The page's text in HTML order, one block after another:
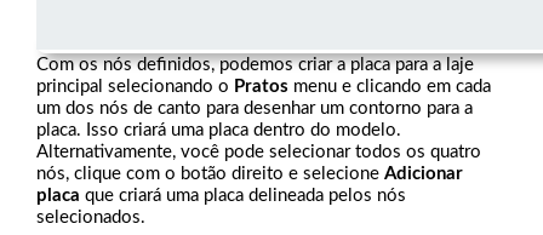
Com os nós definidos, podemos criar a placa para a laje
principal selecionando o Pratos menu e clicando em cada
um dos nós de canto para desenhar um contorno para a
placa. Isso criará uma placa dentro do modelo.
Alternativamente, você pode selecionar todos os quatro
nós, clique com o botão direito e selecione Adicionar
placa que criará uma placa delineada pelos nós
selecionados.